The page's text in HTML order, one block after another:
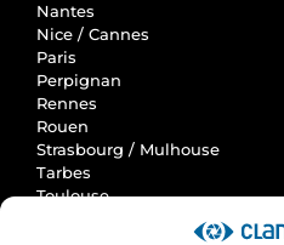
Nantes
Nice / Cannes
Paris
Perpignan
Rennes
Rouen
Strasbourg / Mulhouse
Tarbes
Toulouse